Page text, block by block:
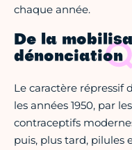
chaque année.
De la
dénonciation
Le caractère répressif
les années 1950, par
contraceptifs
puis, plus tard, pilules